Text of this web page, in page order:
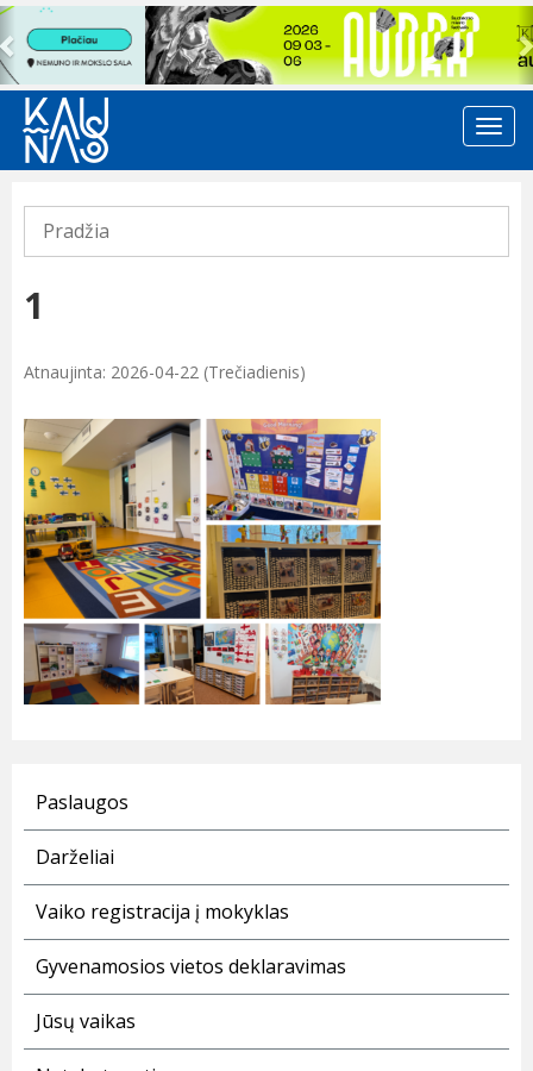
Previous
Pradžia
1
Atnaujinta: 2026-04-22 (Trečiadienis)
Paslaugos
Darželiai
Vaiko registracija į mokyklas
Gyvenamosios vietos deklaravimas
Jūsų vaikas